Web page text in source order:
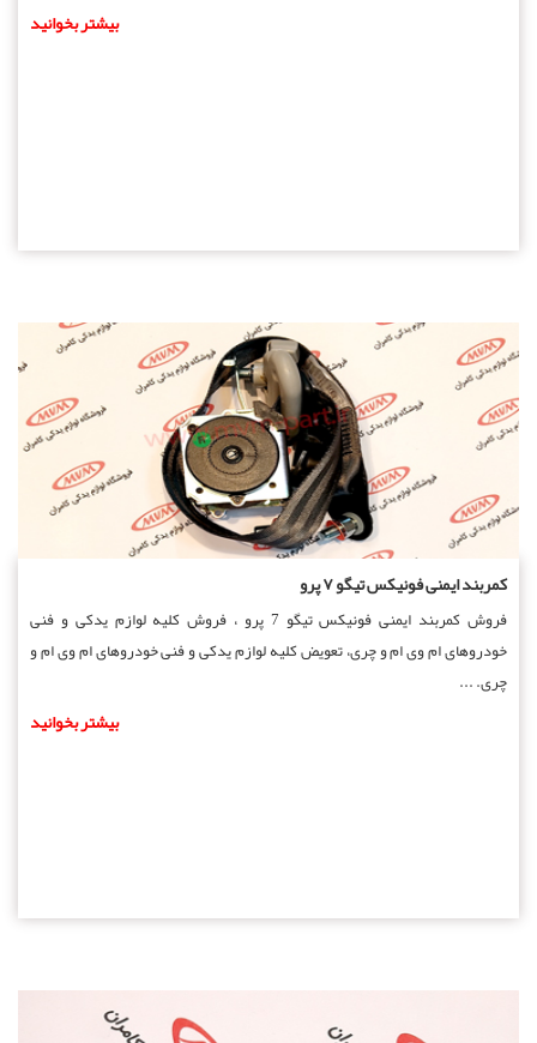
بیشتر بخوانید
کمربند ایمنی فونیکس تیگو ۷ پرو
فروش کمربند ایمنی فونیکس تیگو 7 پرو ، فروش کلیه لوازم یدکی و فنی
خودروهای ام وی ام و چری، تعویض کلیه لوازم یدکی و فنی خودروهای ام وی ام و
چری. ...
بیشتر بخوانید